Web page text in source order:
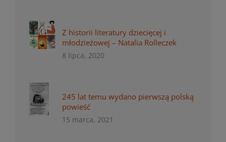
Z historii literatury dziecięcej i
młodzieżowej – Natalia Rolleczek
8 lipca, 2020
245 lat temu wydano pierwszą polską
powieść
15 marca, 2021